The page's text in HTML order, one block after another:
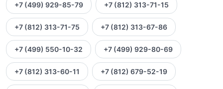
+7 (499) 929-85-79 +7 (812) 313-71-15
+7 (812) 313-71-75 +7 (812) 313-67-86
+7 (499) 550-10-32 +7 (499) 929-80-69
+7 (812) 313-60-11 +7 (812) 679-52-19